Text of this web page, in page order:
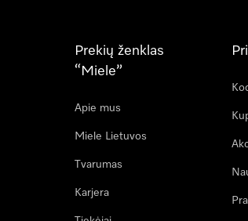
Prekių ženklas
“Miele”
Apie mus
Miele Lietuvos
Tvarumas
Karjera